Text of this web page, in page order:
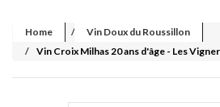
Home
Vin Doux du Roussillon
Vin Croix Milhas 20 ans d'âge - Les